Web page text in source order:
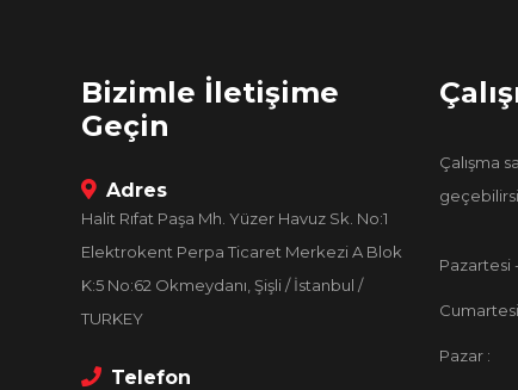
Bizimle İletişime
Geçin
Adres
Halit Rıfat Paşa Mh. Yüzer Havuz Sk. No:1
Elektrokent Perpa Ticaret Merkezi A Blok
K:5 No:62 Okmeydanı, Şişli / İstanbul /
TURKEY
Telefon
Çalışma
Pazartesi
Pazar :